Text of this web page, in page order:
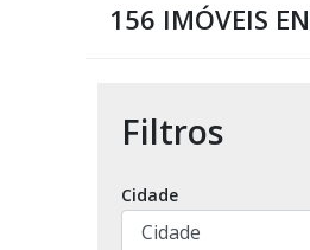
156 IMÓVEIS
Filtros
Cidade